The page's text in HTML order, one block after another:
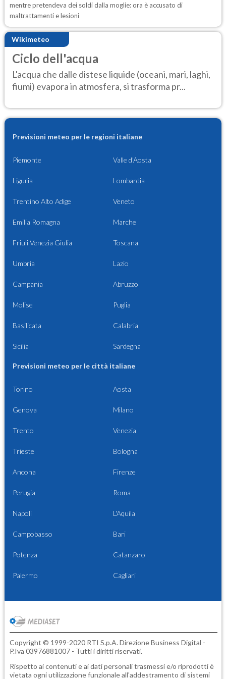
mentre pretendeva dei soldi dalla moglie: ora è accusato di
maltrattamenti e lesioni
Wikimeteo
Ciclo dell'acqua
L'acqua che dalle distese liquide (oceani, mari, laghi,
fiumi) evapora in atmosfera, si trasforma pr...
Previsioni meteo per le regioni italiane
Piemonte Valle d'Aosta
Liguria Lombardia
Trentino Alto Adige Veneto
Emilia Romagna Marche
Friuli Venezia Giulia Toscana
Umbria Lazio
Campania Abruzzo
Molise Puglia
Basilicata Calabria
Sicilia Sardegna
Previsioni meteo per le città italiane
Torino Aosta
Genova Milano
Trento Venezia
Trieste Bologna
Ancona Firenze
Perugia Roma
Napoli L'Aquila
Campobasso Bari
Potenza Catanzaro
Palermo Cagliari
Copyright © 1999-2020 RTI S.p.A. Direzione Business Digital -
P.Iva 03976881007 - Tutti i diritti riservati.
Rispetto ai contenuti e ai dati personali trasmessi e/o riprodotti è
vietata ogni utilizzazione funzionale all'addestramento di sistemi